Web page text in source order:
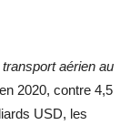
aérien au
2020, contre 4,5
USD, les